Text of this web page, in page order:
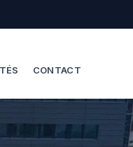
CONTACT